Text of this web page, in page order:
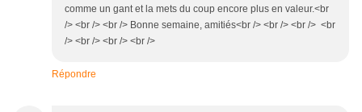
comme un gant et la mets du coup encore plus en valeur.<br
/> <br /> <br /> Bonne semaine, amitiés<br /> <br /> <br /> <br
/> <br /> <br /> <br />
Répondre